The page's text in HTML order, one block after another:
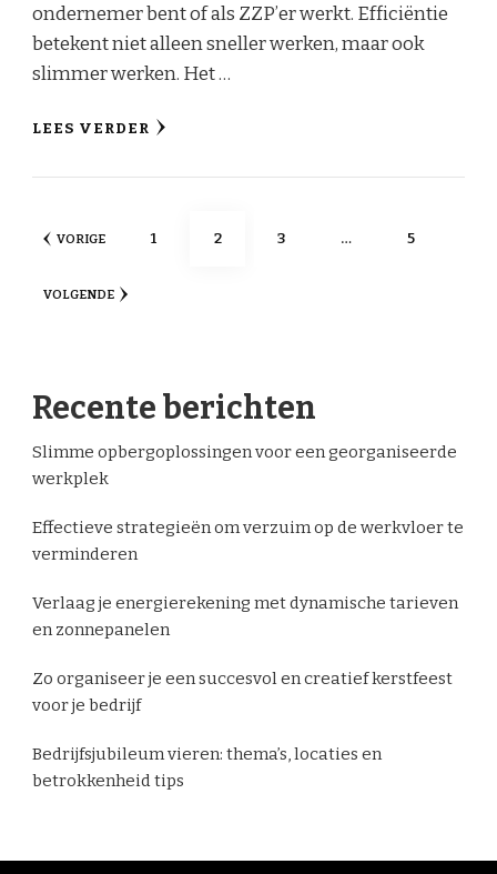
ondernemer bent of als ZZP’er werkt. Efficiëntie
betekent niet alleen sneller werken, maar ook
slimmer werken. Het …
LEES VERDER
Berichten
VORIGE PAGINA
1 PAGINA
2 PAGINA
3 … PAGINA
5
VOLGENDE
Recente berichten
Slimme opbergoplossingen voor een georganiseerde
werkplek
Effectieve strategieën om verzuim op de werkvloer te
verminderen
Verlaag je energierekening met dynamische tarieven
en zonnepanelen
Zo organiseer je een succesvol en creatief kerstfeest
voor je bedrijf
Bedrijfsjubileum vieren: thema’s, locaties en
betrokkenheid tips